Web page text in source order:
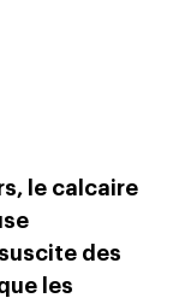
le calcaire
des
les